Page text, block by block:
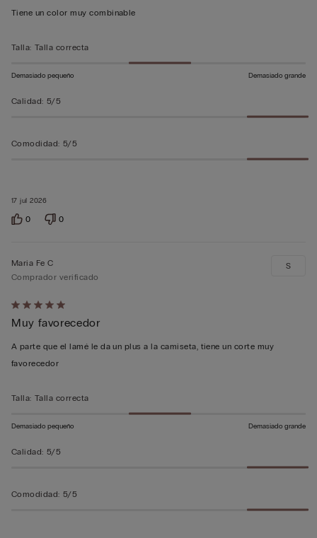
5
5
17 jul 2026
Tiene un color muy combinable
Talla: Talla correcta
Demasiado pequeño Demasiado grande
Calidad: 5/5
Comodidad: 5/5
0 0
Calificación
de
5
sobre
Maria Fe C
Comprador verificado
Muy favorecedor
A parte que el lamé le da un plus a la camiseta, tiene un corte muy
favorecedor
S
Talla: Talla correcta
Demasiado pequeño Demasiado grande
Calidad: 5/5
Comodidad: 5/5